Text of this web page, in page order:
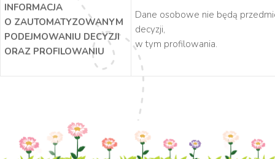
INFORMACJA
O ZAUTOMATYZOWANYM
PODEJMOWANIU DECYZJI
ORAZ PROFILOWANIU
Dane osobowe nie będą
decyzji,
w tym profilowania.